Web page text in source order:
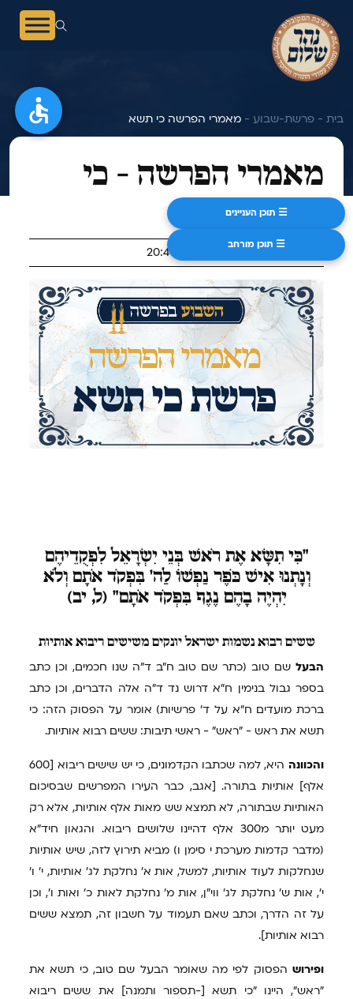
בית - פרשת-שבוע - מאמרי הפרשה כי תשא
מאמרי הפרשה - כי
תשא
ט אדר תשפ"ו | 26/02/2026 | 20:41
☰ תוכן העניינים
☰ תוכן מורחב
"כִּי תִשָּׂא אֶת רֹאשׁ בְּנֵי יִשְׂרָאֵל לִפְקֻדֵיהֶם
וְנָתְנוּ אִישׁ כֹּפֶר נַפְשׁוֹ לַה' בִּפְקֹד אֹתָם וְלֹא
יִהְיֶה בָהֶם נֶגֶף בִּפְקֹד אֹתָם" (ל, יב)
ששים רבוא נשמות ישראל יונקים משישים ריבוא אותיות
הבעל שם טוב (כתר שם טוב ח"ב ד"ה שנו חכמים, וכן כתב
בספר גבול בנימין ח"א דרוש נד ד"ה אלה הדברים, וכן כתב
ברכת מועדים ח"א על ד' פרשיות) אומר על הפסוק הזה: כי
תשא את ראש - "ראש" - ראשי תיבות: ששים רבוא אותיות.
והכוונה
היא, למה שכתבו הקדמונים, כי יש שישים ריבוא [600
אלף] אותיות בתורה. [אגב, כבר העירו המפרשים שבסיכום
האותיות שבתורה, לא תמצא שש מאות אלף אותיות, אלא רק
מעט יותר מ300 אלף דהיינו שלושים ריבוא. והגאון חיד"א
(מדבר קדמות מערכת י סימן ו) מביא תירוץ לזה, שיש אותיות
שנחלקות לעוד אותיות, למשל, אות א' נחלקת לג' אותיות, י' ו'
י', אות ש' נחלקת לג' ווי"ן, אות מ' נחלקת לאות כ' ואות ו', וכן
על זה הדרך, וכתב שאם תעמוד על חשבון זה, תמצא ששים
רבוא אותיות].
ופירוש הפסוק לפי מה שאומר הבעל שם טוב, כי תשא את
"ראש", היינו "כי תשא [-תספור ותמנה] את ששים ריבוא